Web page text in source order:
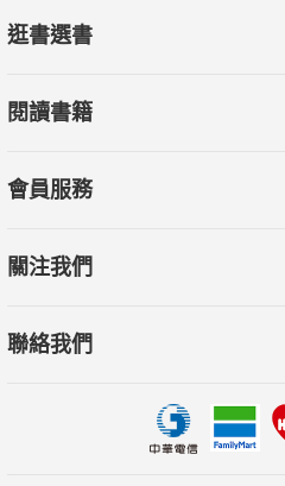
逛書選書
閱讀書籍
會員服務
關注我們
聯絡我們